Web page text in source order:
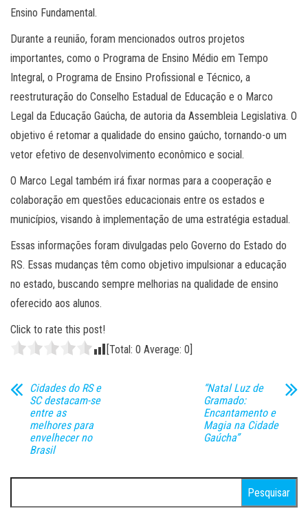
Ensino Fundamental.
Durante a reunião, foram mencionados outros projetos
importantes, como o Programa de Ensino Médio em Tempo
Integral, o Programa de Ensino Profissional e Técnico, a
reestruturação do Conselho Estadual de Educação e o Marco
Legal da Educação Gaúcha, de autoria da Assembleia Legislativa. O
objetivo é retomar a qualidade do ensino gaúcho, tornando-o um
vetor efetivo de desenvolvimento econômico e social.
O Marco Legal também irá fixar normas para a cooperação e
colaboração em questões educacionais entre os estados e
municípios, visando à implementação de uma estratégia estadual.
Essas informações foram divulgadas pelo Governo do Estado do
RS. Essas mudanças têm como objetivo impulsionar a educação
no estado, buscando sempre melhorias na qualidade de ensino
oferecido aos alunos.
Click to rate this post!
[Total: 0 Average: 0]
Cidades do RS e
SC destacam-se
entre as
melhores para
envelhecer no
Brasil
“Natal Luz de
Gramado:
Encantamento e
Magia na Cidade
Gaúcha”
por: